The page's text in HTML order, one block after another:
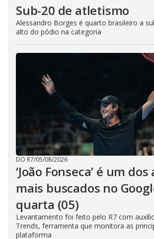
Sub-20 de atletismo
Alessandro Borges é quarto brasileiro a
alto do pódio na categoria
DO R7/05/08/2026
‘João Fonseca’ é um
mais buscados no
quarta (05)
Levantamento foi feito pelo R7 com
Trends, ferramenta que monitora as
plataforma